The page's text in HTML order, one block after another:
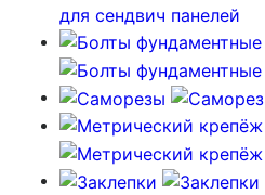
для сендвич панелей